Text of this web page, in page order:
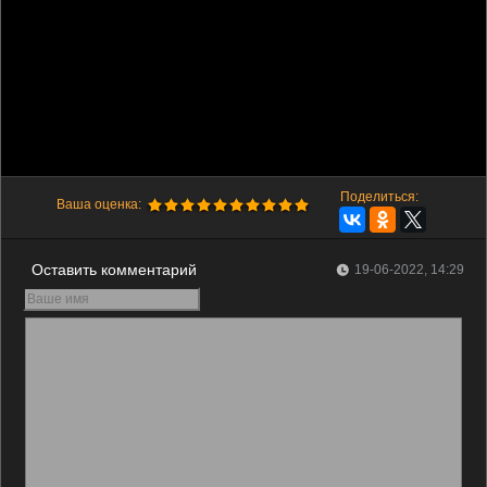
Ваша оценка: Поделиться:
Оставить комментарий 19-06-2022, 14:29